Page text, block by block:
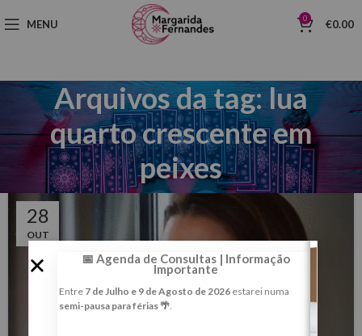
MENU 0 €0.00
Arquivos da tag: lua
quarto crescente em
peixes
28
OUT
📅 Agenda de Consultas | Informação
Importante
Entre 7 de Julho e 9 de Agosto de 2026estarei numa
semi-pausa para férias 🌴.